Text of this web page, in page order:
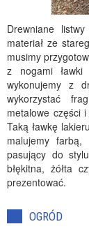
Drewniane
materiał ze
musimy
z nogami
wykonujemy z
wykorzystać
metalowe części
Taką ławkę
malujemy
pasujący do
błękitna, żółta
prezentować.
OGRÓD